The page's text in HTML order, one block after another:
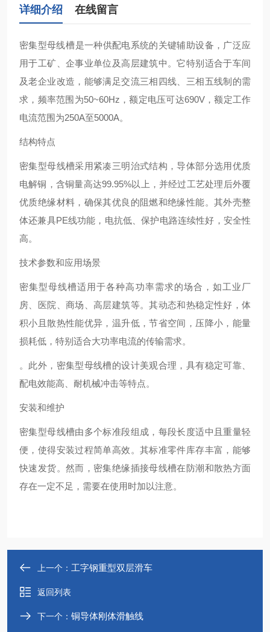
详细介绍 在线留言
密集型母线槽‌是一种供配电系统的关键辅助设备，广泛应
用于工矿、企事业单位及高层建筑中。它特别适合于车间
及老企业改造，能够满足交流三相四线、三相五线制的需
求，频率范围为50~60Hz，额定电压可达690V，额定工作
电流范围为250A至5000A‌。
结构特点
密集型母线槽采用紧凑三明治式结构，导体部分选用优质
电解铜，含铜量高达99.95%以上，并经过工艺处理后外覆
优质绝缘材料，确保其优良的阻燃和绝缘性能。其外壳整
体还兼具PE线功能，电抗低、保护电路连续性好，安全性
高‌。
技术参数和应用场景
密集型母线槽适用于各种高功率需求的场合，如工业厂
房、医院、商场、高层建筑等。其动态和热稳定性好，体
积小且散热性能优异，温升低，节省空间，压降小，能量
损耗低，特别适合大功率电流的传输需求‌。
。此外，密集型母线槽的设计美观合理，具有稳定可靠、
配电效能高、耐机械冲击等特点‌。
安装和维护
密集型母线槽由多个标准段组成，每段长度适中且重量轻
便，使得安装过程简单高效。其标准零件库存丰富，能够
快速发货。然而，密集绝缘插接母线槽在防潮和散热方面
存在一定不足，需要在使用时加以注意‌。
上一个： 工字钢重型双层滑车
返回列表
下一个： 铜导体刚体滑触线‌